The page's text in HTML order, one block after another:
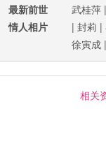
最新前世
情人相片
武桂萍
| 封莉 |
徐寅成
相关